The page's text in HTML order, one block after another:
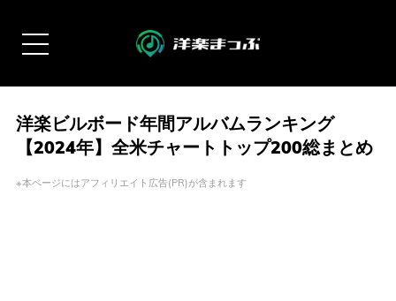
洋楽ビルボード年間アルバムランキング
【2024年】全米チャートトップ200総まとめ
※本ページにはアフィリエイト広告(PR)が含まれます